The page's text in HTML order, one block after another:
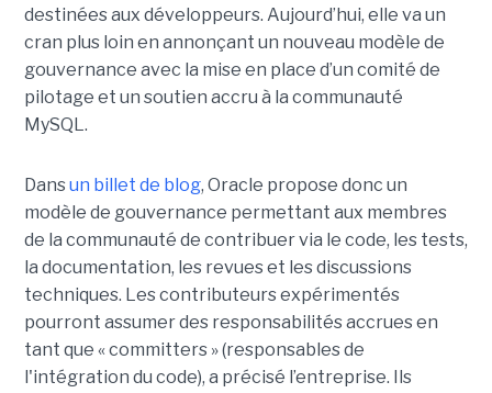
destinées aux développeurs. Aujourd’hui, elle va un
cran plus loin en annonçant un nouveau modèle de
gouvernance avec la mise en place d’un comité de
pilotage et un soutien accru à la communauté
MySQL.
Dansun billet de blog, Oracle propose donc un
modèle de gouvernance permettant aux membres
de la communauté de contribuer via le code, les tests,
la documentation, les revues et les discussions
techniques. Les contributeurs expérimentés
pourront assumer des responsabilités accrues en
tant que « committers » (responsables de
l'intégration du code), a précisé l’entreprise. Ils